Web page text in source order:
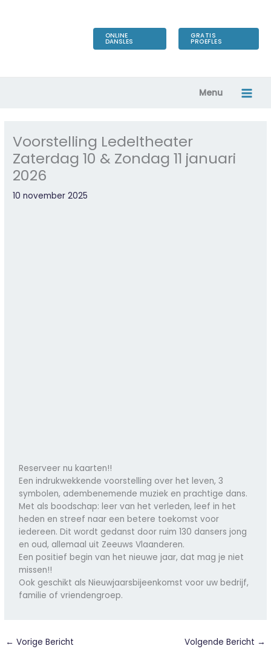
ONLINE
DANSLES
GRATIS
PROEFLES
Menu
Voorstelling Ledeltheater
Zaterdag 10 & Zondag 11 januari
2026
10 november 2025
Reserveer nu kaarten!!
Een indrukwekkende voorstelling over het leven, 3
symbolen, adembenemende muziek en prachtige dans.
Met als boodschap: leer van het verleden, leef in het
heden en streef naar een betere toekomst voor
iedereen. Dit wordt gedanst door ruim 130 dansers jong
en oud, allemaal uit Zeeuws Vlaanderen.
Een positief begin van het nieuwe jaar, dat mag je niet
missen!!
Ook geschikt als Nieuwjaarsbijeenkomst voor uw bedrijf,
familie of vriendengroep.
← Vorige Bericht Volgende Bericht →